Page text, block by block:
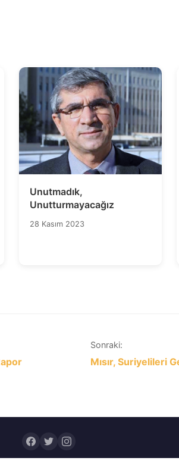
Unutmadık,
Unutturmayacağız
28 Kasım 2023
Sonraki:
Mısır, Suriyelileri